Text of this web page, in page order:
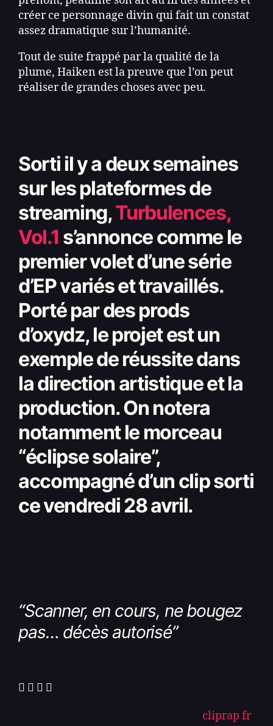
créer ce personnage divin qui fait un constat
assez dramatique sur l’humanité.
Tout de suite frappé par la qualité de la
plume, Haiken est la preuve que l’on peut
réaliser de grandes choses avec peu.
Sorti il y a deux semaines
sur les plateformes de
streaming,Turbulences,
Vol.1 s’annonce comme le
premier volet d’une série
d’EP variés et travaillés.
Porté par des prods
d’oxydz, le projet est un
exemple de réussite dans
la direction artistique et la
production. On notera
notamment le morceau
“éclipse solaire”,
accompagné d’un clip sorti
ce vendredi 28 avril.
“Scanner, en cours, ne bougez
pas… décès autorisé”
cliprap fr